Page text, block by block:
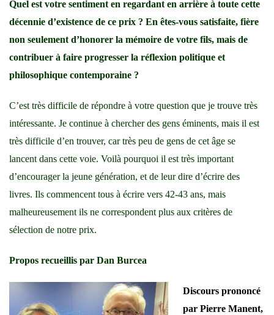
Quel est votre sentiment en regardant en arrière à toute cette
décennie d’existence de ce prix ? En êtes-vous satisfaite, fière
non seulement d’honorer la mémoire de votre fils, mais de
contribuer à faire progresser la réflexion politique et
philosophique contemporaine ?
C’est très difficile de répondre à votre question que je trouve très
intéressante. Je continue à chercher des gens éminents, mais il est
très difficile d’en trouver, car très peu de gens de cet âge se
lancent dans cette voie. Voilà pourquoi il est très important
d’encourager la jeune génération, et de leur dire d’écrire des
livres. Ils commencent tous à écrire vers 42-43 ans, mais
malheureusement ils ne correspondent plus aux critères de
sélection de notre prix.
Propos recueillis par Dan Burcea
Discours prononcé
par Pierre Manent,